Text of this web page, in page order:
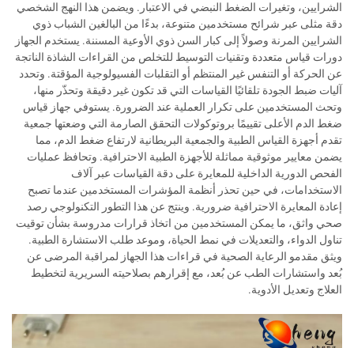
الشرايين، وتغيرات الضغط النبضي في الاعتبار. ويضمن هذا النهج الشخصي
دقة مثلى عبر شرائح مستخدمين متنوعة، بدءًا من البالغين الشباب ذوي
الشرايين المرنة وصولاً إلى كبار السن ذوي الأوعية المسننة. يستخدم الجهاز
دورات قياس متعددة وتقنيات التوسيط للتخلص من القراءات الشاذة الناتجة
عن الحركة أو التنفس غير المنتظم أو التقلبات الفسيولوجية المؤقتة. وتحدد
آليات ضبط الجودة تلقائيًا القياسات التي قد تكون غير دقيقة وتحذّر منها،
وتحث المستخدمين على تكرار العملية عند الضرورة. يستوفي جهاز قياس
ضغط الدم الأعلى تقييمًا بروتوكولات التحقق الصارمة التي وضعتها جمعية
تقدم أجهزة القياس الطبية والجمعية البريطانية لارتفاع ضغط الدم، مما
يضمن معايير موثوقية مماثلة للأجهزة الطبية الاحترافية. وتحافظ عمليات
الفحص الدورية الداخلية للمعايرة على دقة القياسات عبر آلاف
الاستخدامات، في حين تحذر أنظمة المؤشرات المستخدمين عندما تصبح
إعادة المعايرة الاحترافية ضرورية. وينتج عن هذا التطور التكنولوجي رصد
صحي واثق، ما يمكن المستخدمين من اتخاذ قرارات مدروسة بشأن توقيت
تناول الدواء، والتعديلات في نمط الحياة، وموعد طلب الاستشارة الطبية.
ويثق مقدمو الرعاية الصحية في قراءات هذا الجهاز لمراقبة المرضى عن
بُعد واستشارات الطب عن بُعد، مع إقرارهم بصلاحيته السريرية لتخطيط
العلاج وتعديل الأدوية.